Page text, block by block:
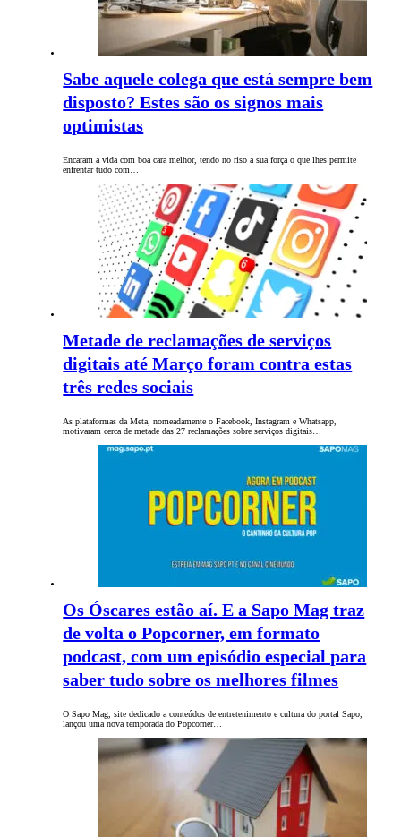
Sabe aquele colega que está sempre bem
disposto? Estes são os signos mais
optimistas
Encaram a vida com boa cara melhor, tendo no riso a sua força o que lhes permite
enfrentar tudo com…
Metade de reclamações de serviços
digitais até Março foram contra estas
três redes sociais
As plataformas da Meta, nomeadamente o Facebook, Instagram e Whatsapp,
motivaram cerca de metade das 27 reclamações sobre serviços digitais…
Os Óscares estão aí. E a Sapo Mag traz
de volta o Popcorner, em formato
podcast, com um episódio especial para
saber tudo sobre os melhores filmes
O Sapo Mag, site dedicado a conteúdos de entretenimento e cultura do portal Sapo,
lançou uma nova temporada do Popcorner…